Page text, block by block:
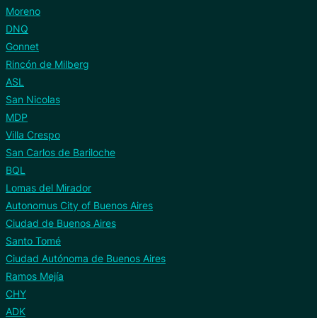
Moreno
DNQ
Gonnet
Rincón de Milberg
ASL
San Nicolas
MDP
Villa Crespo
San Carlos de Bariloche
BQL
Lomas del Mirador
Autonomus City of Buenos Aires
Ciudad de Buenos Aires
Santo Tomé
Ciudad Autónoma de Buenos Aires
Ramos Mejía
CHY
ADK